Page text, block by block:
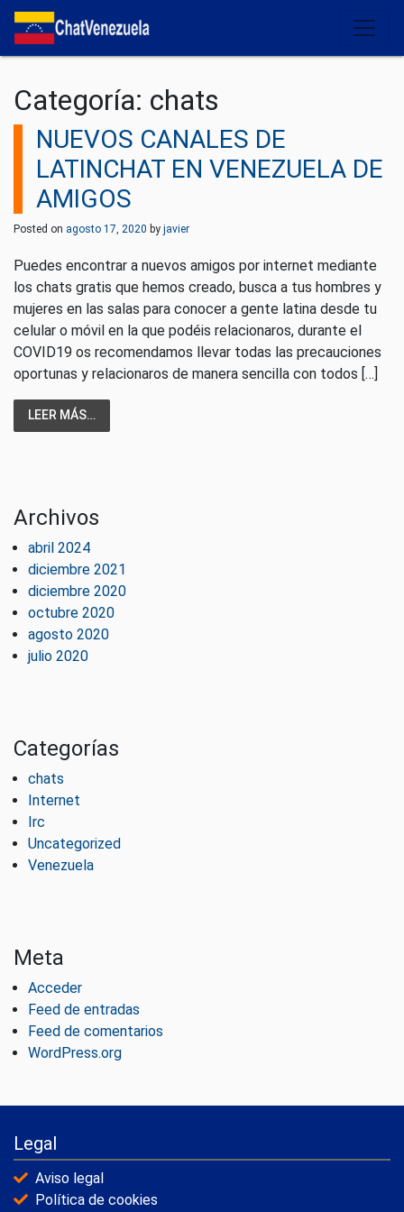
Salir del contenido
Categoría: chats
NUEVOS CANALES DE
LATINCHAT EN VENEZUELA DE
AMIGOS
Posted on agosto 17, 2020 by javier
Puedes encontrar a nuevos amigos por internet mediante
los chats gratis que hemos creado, busca a tus hombres y
mujeres en las salas para conocer a gente latina desde tu
celular o móvil en la que podéis relacionaros, durante el
COVID19 os recomendamos llevar todas las precauciones
oportunas y relacionaros de manera sencilla con todos […]
LEER MÁS…
Archivos
abril 2024
diciembre 2021
diciembre 2020
octubre 2020
agosto 2020
julio 2020
Categorías
chats
Internet
Irc
Uncategorized
Venezuela
Meta
Acceder
Feed de entradas
Feed de comentarios
WordPress.org
Legal
Aviso legal
Política de cookies